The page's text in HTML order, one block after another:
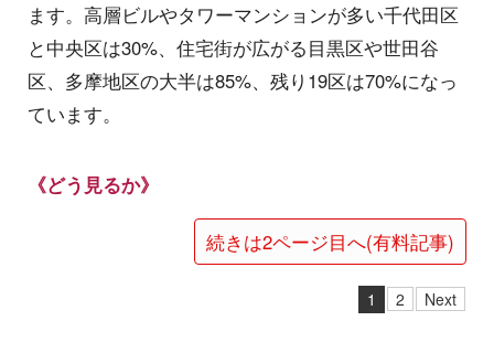
ます。高層ビルやタワーマンションが多い千代田区
と中央区は30%、住宅街が広がる目黒区や世田谷
区、多摩地区の大半は85%、残り19区は70%になっ
ています。
《どう見るか》
続きは2ページ目へ(有料記事)
1 2 Next